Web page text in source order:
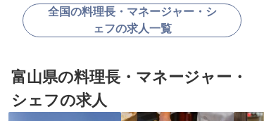
全国の料理長・マネージャー・シ
ェフの求人一覧
富山県の料理長・マネージャー・
シェフの求人